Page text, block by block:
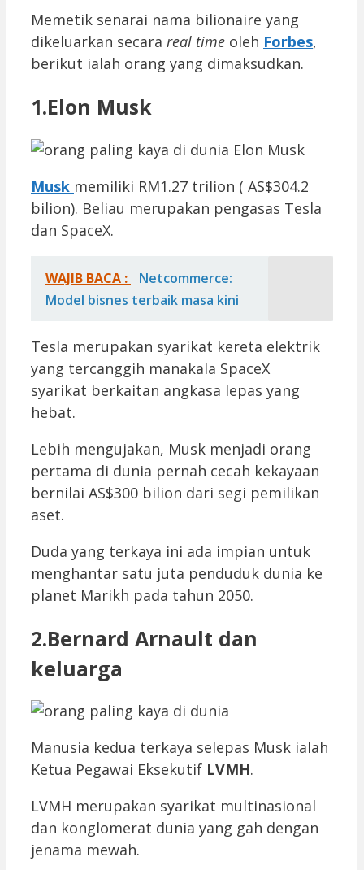
Memetik senarai nama bilionaire yang
dikeluarkan secara real time oleh Forbes,
berikut ialah orang yang dimaksudkan.
1.Elon Musk
Musk memiliki RM1.27 trilion ( AS$304.2
bilion). Beliau merupakan pengasas Tesla
dan SpaceX.
WAJIB BACA :
Netcommerce:
Model bisnes terbaik masa kini
Tesla merupakan syarikat kereta elektrik
yang tercanggih manakala SpaceX
syarikat berkaitan angkasa lepas yang
hebat.
Lebih mengujakan, Musk menjadi orang
pertama di dunia pernah cecah kekayaan
bernilai AS$300 bilion dari segi pemilikan
aset.
Duda yang terkaya ini ada impian untuk
menghantar satu juta penduduk dunia ke
planet Marikh pada tahun 2050.
2.Bernard Arnault dan
keluarga
Manusia kedua terkaya selepas Musk ialah
Ketua Pegawai Eksekutif LVMH.
LVMH merupakan syarikat multinasional
dan konglomerat dunia yang gah dengan
jenama mewah.